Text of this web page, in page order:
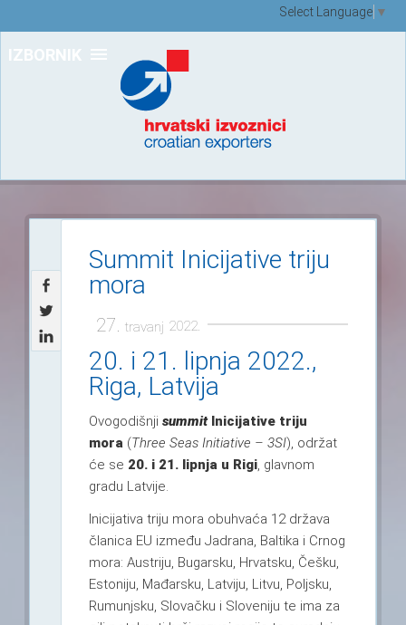
IZBORNIK
Select Language ▼
Summit Inicijative triju
mora
27. travanj 2022.
20. i 21. lipnja 2022.,
Riga, Latvija
Ovogodišnji summit Inicijative triju
mora (Three Seas Initiative – 3SI), održat
će se 20. i 21. lipnja u Rigi, glavnom
gradu Latvije.
Inicijativa triju mora obuhvaća 12 država
članica EU između Jadrana, Baltika i Crnog
mora: Austriju, Bugarsku, Hrvatsku, Češku,
Estoniju, Mađarsku, Latviju, Litvu, Poljsku,
Rumunjsku, Slovačku i Sloveniju te ima za